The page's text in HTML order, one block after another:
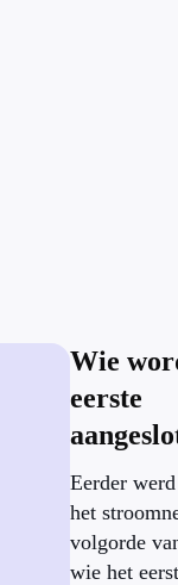
Wie
eerste
Eerder
het
volgorde
wie het